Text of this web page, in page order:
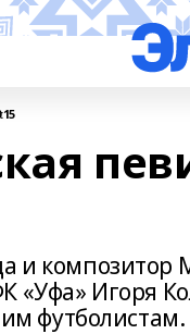
и
«Уфа» Игоря
футболистам.